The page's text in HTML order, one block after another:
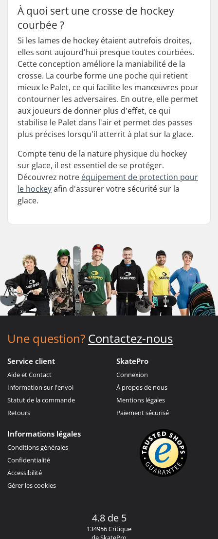
À quoi sert une crosse de hockey
courbée ?
Si les lames de hockey étaient autrefois droites,
elles sont aujourd'hui presque toutes courbées.
Cette conception améliore la maniabilité de la
crosse. La courbe forme une poche qui retient
mieux le Palet, ce qui facilite les manœuvres pour
contourner les adversaires. En outre, elle permet
aux joueurs de donner plus d'effet, ce qui
stabilise le Palet dans l'air et permet des passes
plus précises lorsqu'il atterrit à plat sur la glace.
Compte tenu de la nature physique du hockey
sur glace, il est essentiel de se protéger.
Découvrez notre équipement de protection pour
le hockeyafin d'assurer votre sécurité sur la
glace.
Une question? Contactez-nous
Service client
Aide et Contact
Information sur l'envoi
Statut de la commande
Retours
SkatePro
Connexion
À propos de nous
Mentions légales
Paiement sécurisé
Informations légales
Conditions générales
Confidentialité
Accessibilité
Gérer les cookies
4.8 de 5
134956 Critique